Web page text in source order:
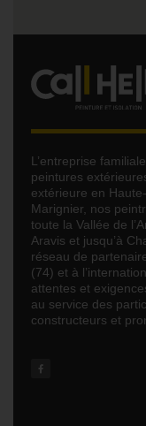
L’entreprise
peintures
extérieure en
Marignier, nos
toute la Vallée de
Aravis et jusqu’à
réseau de
(74) et à
attentes et
au service des
constructeurs et